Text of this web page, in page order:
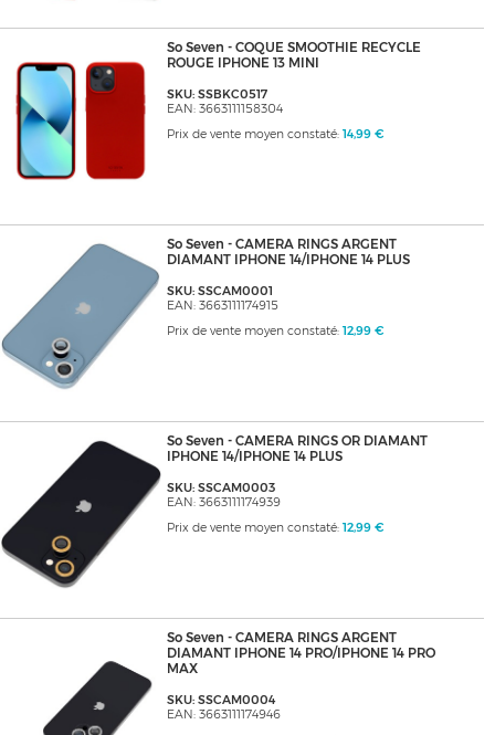
So Seven - COQUE SMOOTHIE RECYCLE
ROUGE IPHONE 13 MINI
SKU: SSBKC0517
EAN: 3663111158304
Prix de vente moyen constaté: 14,99 €
So Seven - CAMERA RINGS ARGENT
DIAMANT IPHONE 14/IPHONE 14 PLUS
SKU: SSCAM0001
EAN: 3663111174915
Prix de vente moyen constaté: 12,99 €
So Seven - CAMERA RINGS OR DIAMANT
IPHONE 14/IPHONE 14 PLUS
SKU: SSCAM0003
EAN: 3663111174939
Prix de vente moyen constaté: 12,99 €
So Seven - CAMERA RINGS ARGENT
DIAMANT IPHONE 14 PRO/IPHONE 14 PRO
MAX
SKU: SSCAM0004
EAN: 3663111174946